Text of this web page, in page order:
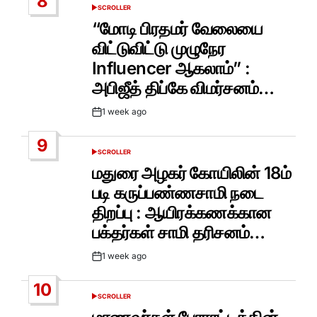
POSTED
IN
SCROLLER
“மோடி பிரதமர் வேலையை
விட்டுவிட்டு முழுநேர
Influencer ஆகலாம்” :
அபிஜீத் திப்கே விமர்சனம்…
Post1 week ago
9
POSTED
SCROLLER
மதுரை அழகர் கோயிலின் 18ம்
படி கருப்பண்ணசாமி நடை
திறப்பு : ஆயிரக்கணக்கான
பக்தர்கள் சாமி தரிசனம்…
Post1 week ago
10
POSTED
SCROLLER